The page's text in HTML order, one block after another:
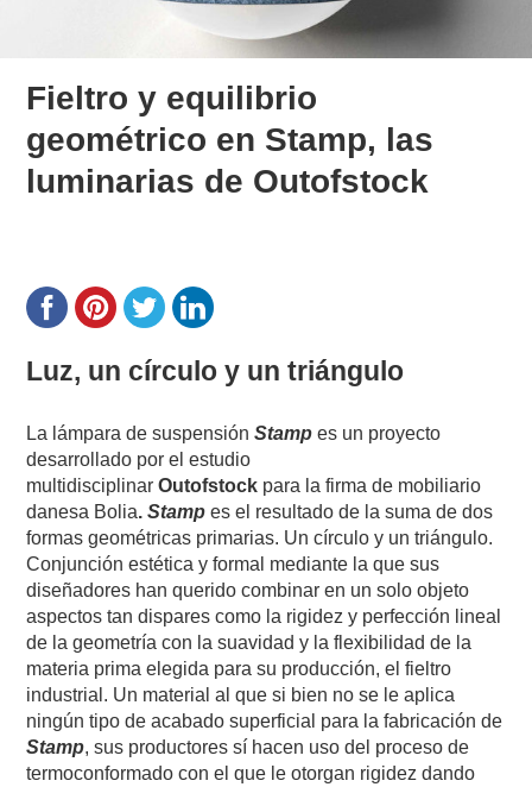
Fieltro y equilibrio
geométrico en Stamp, las
luminarias de Outofstock
Luz, un círculo y un triángulo
La lámpara de suspensión Stamp es un proyecto
desarrollado por el estudio
multidisciplinar Outofstock para la firma de mobiliario
danesa Bolia.Stamp es el resultado de la suma de dos
formas geométricas primarias. Un círculo y un triángulo.
Conjunción estética y formal mediante la que sus
diseñadores han querido combinar en un solo objeto
aspectos tan dispares como la rigidez y perfección lineal
de la geometría con la suavidad y la flexibilidad de la
materia prima elegida para su producción, el fieltro
industrial. Un material al que si bien no se le aplica
ningún tipo de acabado superficial para la fabricación de
Stamp, sus productores sí hacen uso del proceso de
termoconformado con el que le otorgan rigidez dando